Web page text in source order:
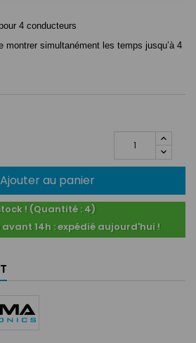
4 conducteurs
montrer simultanément les temps jusqu’à 4
Ajouter au panier
! (Quantité : 4)
14h : expédié aujourd'hui !